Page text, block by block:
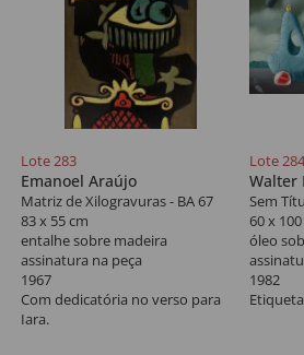
Lote 283
Emanoel Araújo
Matriz de Xilogravuras - BA 67
83 x 55 cm
entalhe sobre madeira
assinatura na peça
1967
Com dedicatória no verso para
Iara.
Lote 284
Walter
Sem
60 x
óleo
1982